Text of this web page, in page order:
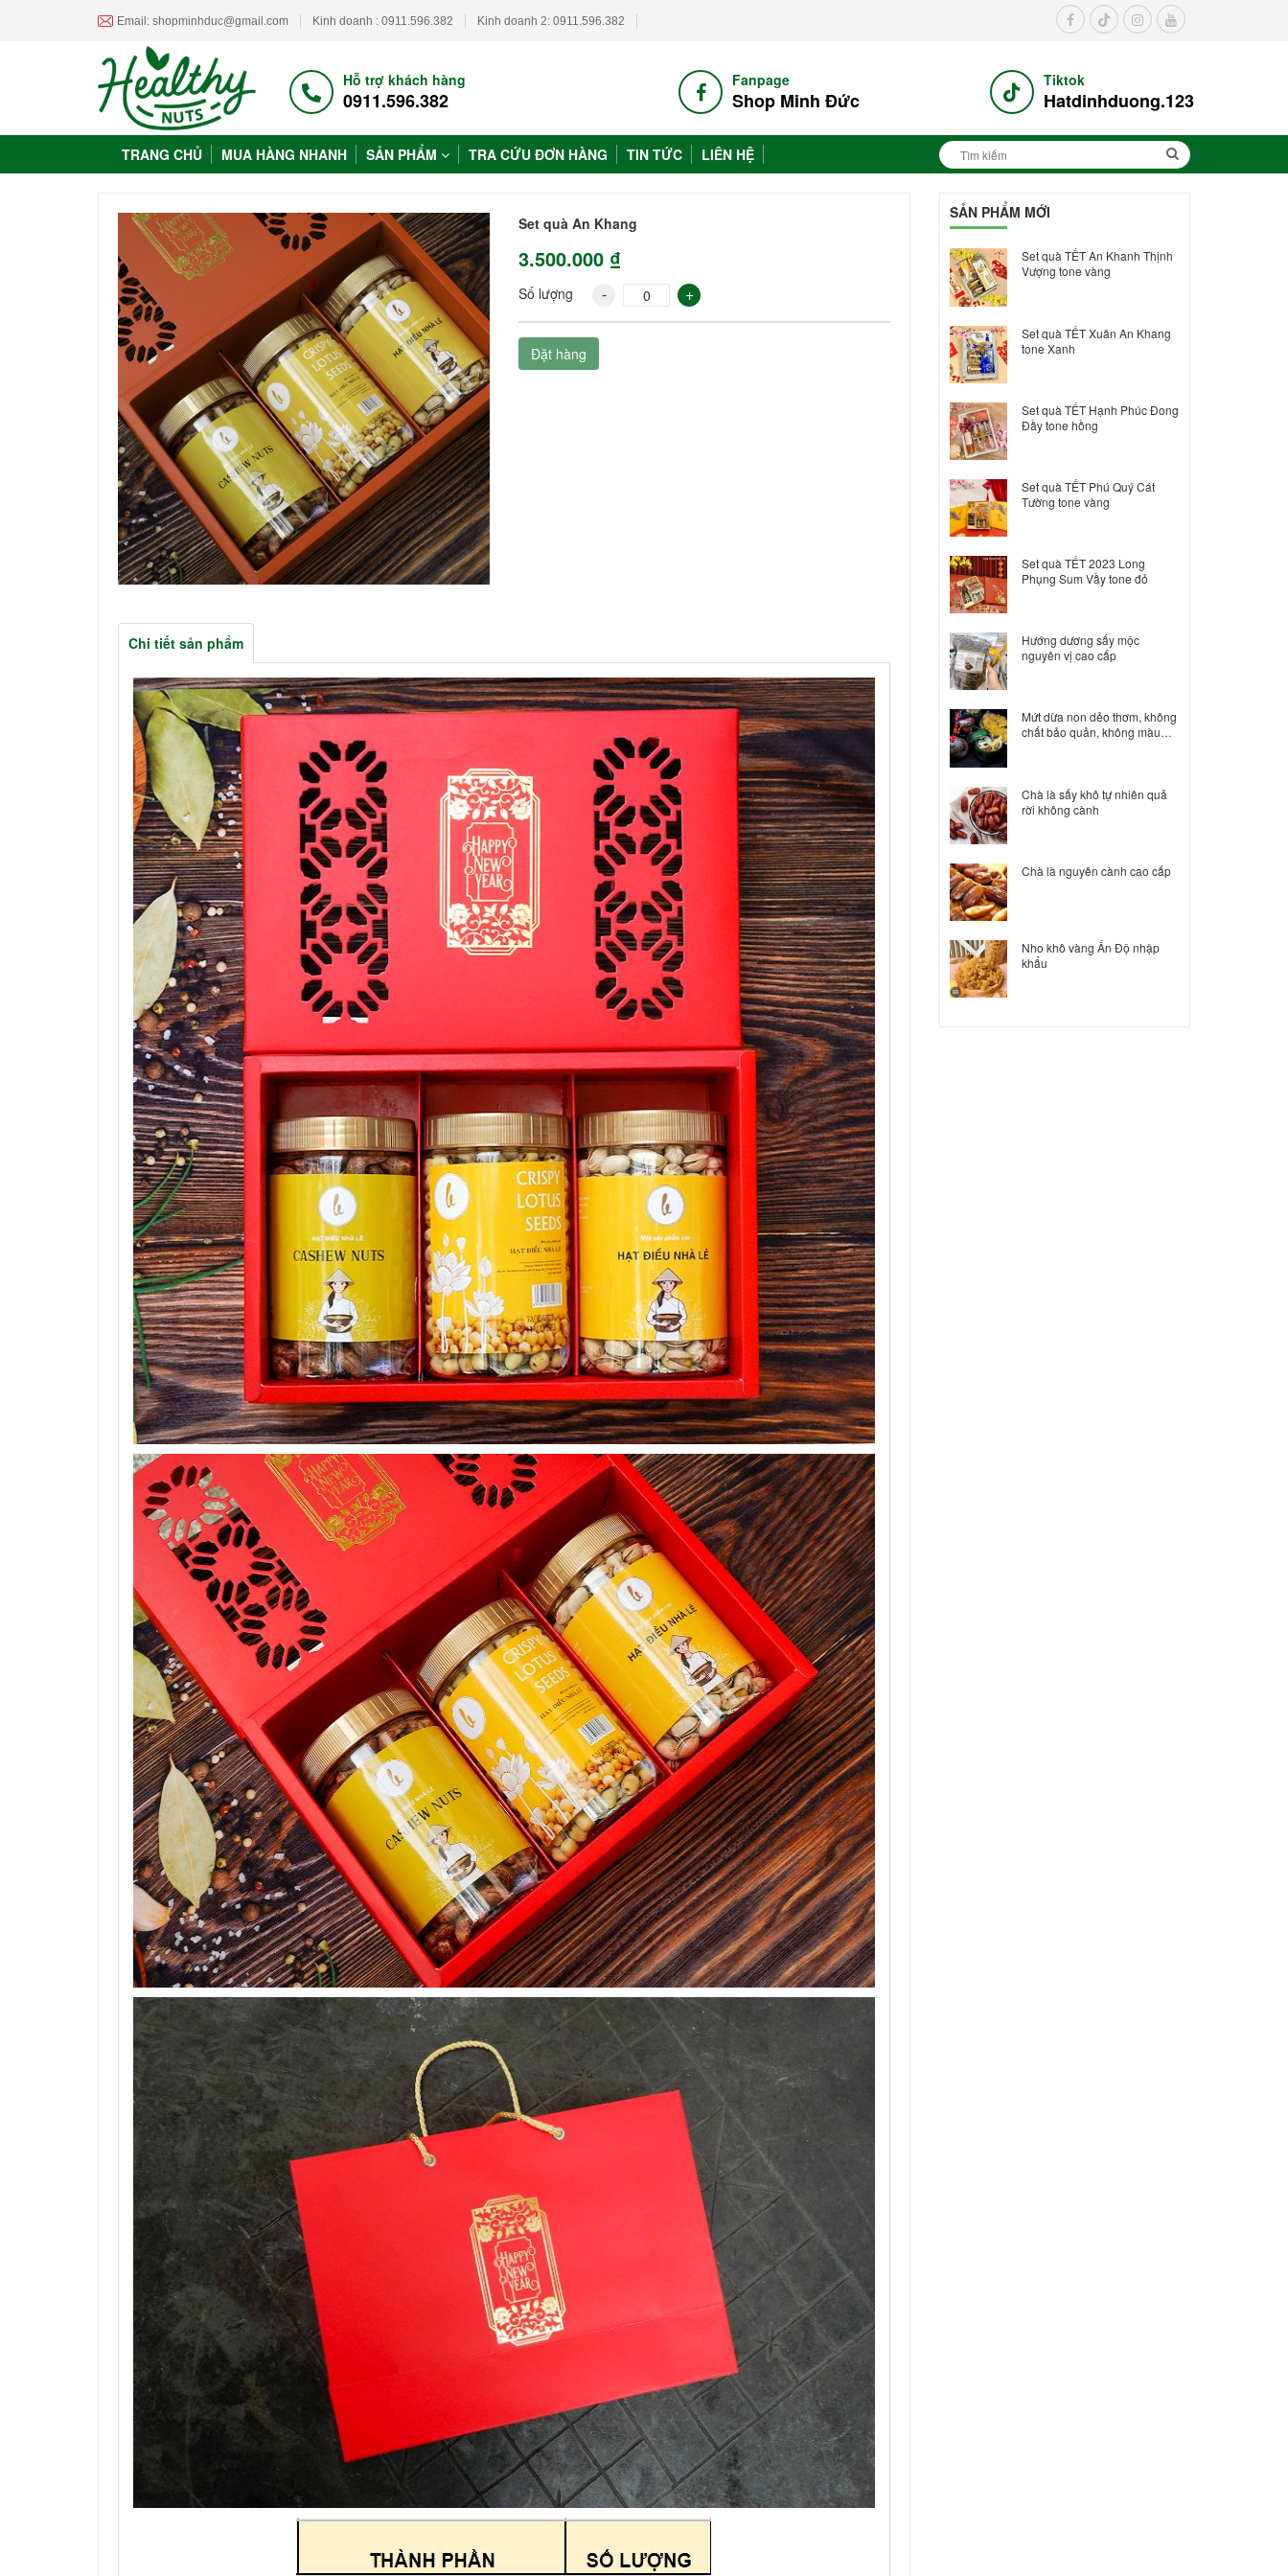
Email: shopminhduc@gmail.com Kinh doanh : 0911.596.382 Kinh doanh 2: 0911.596.382
Hỗ trợ khách hàng
0911.596.382
Fanpage
Shop Minh Đức
Tiktok
Hatdinhduong.123
TRANG CHỦ MUA HÀNG NHANH SẢN PHẨM TRA CỨU ĐƠN HÀNG TIN TỨC LIÊN HỆ
Set quà An Khang
3.500.000 ₫
Số lượng - +
Đặt hàng
Chi tiết sản phẩm
SẢN PHẨM MỚI
Set quà TẾT An Khanh Thịnh
Vượng tone vàng
Set quà TẾT Xuân An Khang
tone Xanh
Set quà TẾT Hạnh Phúc Đong
Đầy tone hồng
Set quà TẾT Phú Quý Cát
Tường tone vàng
Set quà TẾT 2023 Long
Phụng Sum Vầy tone đỏ
Hướng dương sấy mộc
nguyên vị cao cấp
Mứt dừa non dẻo thơm, không
chất bảo quản, không màu
Chà là sấy khô tự nhiên quả
rời không cành
Chà là nguyên cành cao cấp
Nho khô vàng Ấn Độ nhập
khẩu